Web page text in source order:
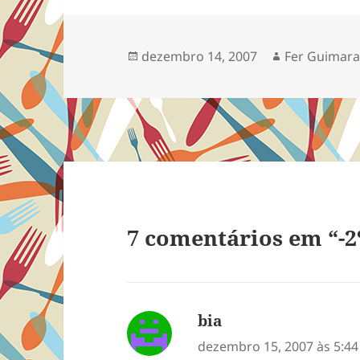
tapetes e carpete. E eu
sem…
Publicado
dezembro 14, 2007 Autor
Fer
7 comentários em “-
bia
dezembro 15, 2007 às